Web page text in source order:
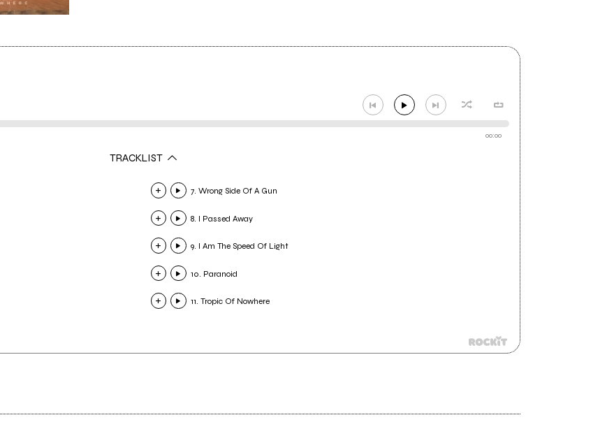
00:00
TRACKLIST
7. Wrong Side Of A Gun
8. I Passed Away
9. I Am The Speed Of Light
10. Paranoid
11. Tropic Of Nowhere